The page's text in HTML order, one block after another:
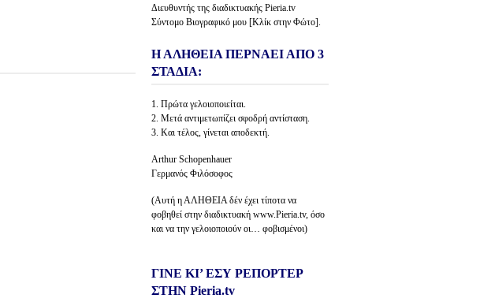
Διευθυντής της διαδικτυακής Pieria.tv
Σύντομο Βιογραφικό μου [Κλίκ στην Φώτο].
Η ΑΛΗΘΕΙΑ ΠΕΡΝΑΕΙ ΑΠΟ 3
ΣΤΑΔΙΑ:
1. Πρώτα γελοιοποιείται.
2. Μετά αντιμετωπίζει σφοδρή αντίσταση.
3. Και τέλος, γίνεται αποδεκτή.
Arthur Schopenhauer
Γερμανός Φιλόσοφος
(Αυτή η ΑΛΗΘΕΙΑ δέν έχει τίποτα να
φοβηθεί στην διαδικτυακή www.Pieria.tv, όσο
και να την γελοιοποιούν οι… φοβισμένοι)
ΓΙΝΕ ΚΙ’ ΕΣΥ ΡΕΠΟΡΤΕΡ
ΣΤΗΝ Pieria.tv